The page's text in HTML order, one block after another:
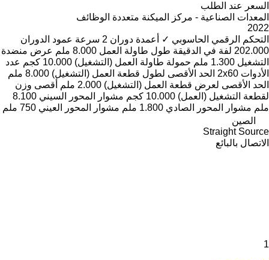
السعر عند الطلب
المعدات الصناعية - مركز الميكنة متعددة الوظائف
2022
التحكم الرقمي الحاسوبي ✓ أعمدة دوران 2 سرعة عمود الدوران
202.000 لفة في الدقيقة
طول طاولة العمل 8.000 ملم
عرض منضدة
التشغيل 1.300 ملم حمولة طاولة العمل (التشغيل) 10.000 كجم
عدد
الأدوات 2x60 الحد الأقصى لطول قطعة العمل (التشغيل) 8.000 ملم
الحد الأقصى لعرض قطعة العمل (التشغيل) 2.000 ملم
أقصى وزن
لقطعة التشغيل (العمل) 10.000 كجم مشوار المحور السيني 8.100
ملم مشوار المحور الصادي 1.800 ملم مشوار المحور العيني 750 ملم
الصين
Straight Source
الاتصال بالبائع
1